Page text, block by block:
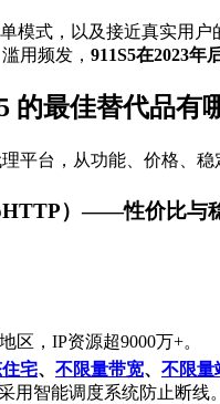
模式，以及接近真实用户
用频发， 911S5在2023年
的最佳替代品有
平台，从功能、价格、
）——性价比与
区，IP资源超9000万+。
宅、 不限量带宽、 不限量
用智能调度系统防止断线。